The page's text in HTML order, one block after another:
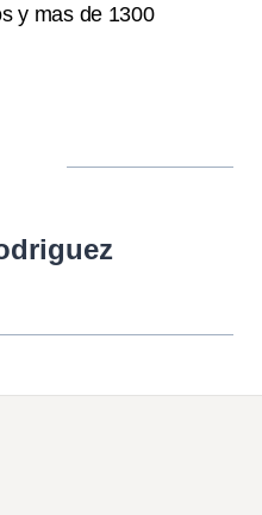
y mas de 1300